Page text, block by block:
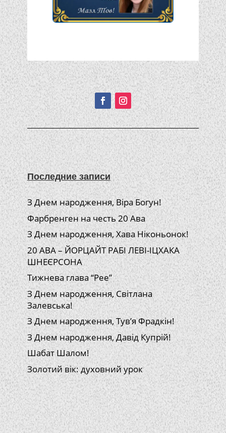
Подписывайтесь!
Последние записи
З Днем народження, Віра Богун!
Фарбренген на честь 20 Ава
З Днем народження, Хава Ніконьонок!
20 АВА – ЙОРЦАЙТ РАБІ ЛЕВІ-ІЦХАКА
ШНЕЄРСОНА
Тижнева глава “Рее”
З Днем народження, Світлана
Залевська!
З Днем народження, Тув’я Фрадкін!
З Днем народження, Давід Купрій!
Шабат Шалом!
Золотий вік: духовний урок